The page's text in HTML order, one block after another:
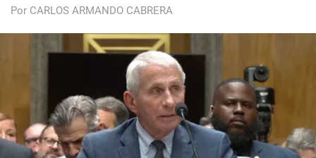
Por CARLOS ARMANDO CABRERA